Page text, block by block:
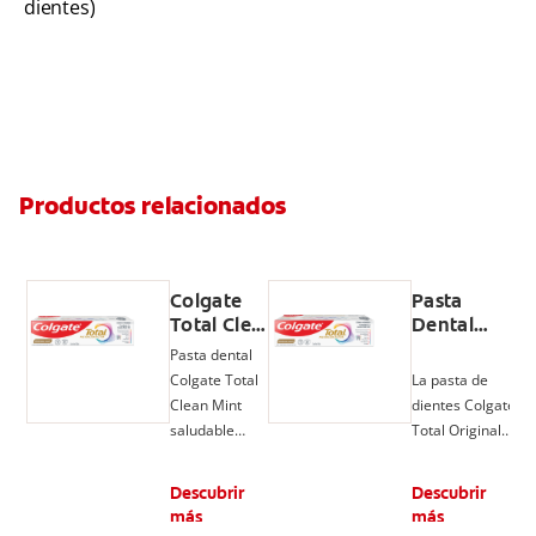
dientes)
Productos relacionados
Colgate
Total Clean
Mint, Pasta
Dental,
Prevención
Activa
Pasta dental
Colgate Total
Clean Mint
saludable
completo por
Descubrir
más
Pasta
Dental
Total
Original
Mint
La pasta de
dientes Colgate
Total Original
poderosa,
Descubrir
más